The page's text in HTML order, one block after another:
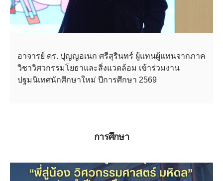
อาจารย์ ดร. ปุญญอเนก ศรีสุรินทร์ ผู้แทนผู้แทนจากภาค
วิชาวิศวกรรมโยธาและสิ่งแวดล้อม เข้าร่วมงาน
ปฐมนิเทศนักศึกษาใหม่ ปีการศึกษา 2569
การศึกษา